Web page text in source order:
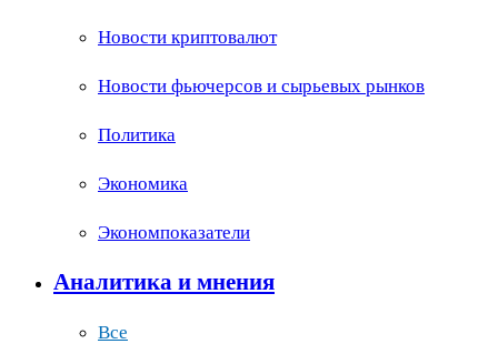
Новости криптовалют
Новости фьючерсов и сырьевых рынков
Политика
Экономика
Экономпоказатели
Аналитика и мнения
Все